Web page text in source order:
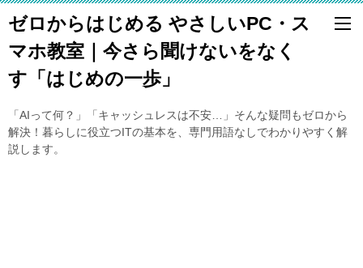
ゼロからはじめる やさしいPC・ス
マホ教室｜今さら聞けないをなく
す「はじめの一歩」
「AIって何？」「キャッシュレスは不安…」そんな疑問もゼロから
解決！暮らしに役立つITの基本を、専門用語なしでわかりやすく解
説します。